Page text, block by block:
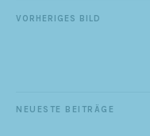
VORHERIGES BILD
NEUESTE BEITRÄGE